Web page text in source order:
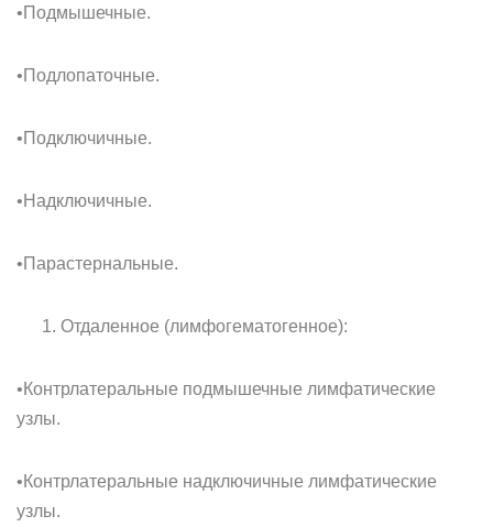
•Подмышечные.
•Подлопаточные.
•Подключичные.
•Надключичные.
•Парастернальные.
Отдаленное (лимфогематогенное):
•Контрлатеральные подмышечные лимфатические
узлы.
•Контрлатеральные надключичные лимфатические
узлы.